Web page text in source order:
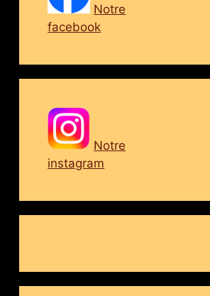
Notre
facebook
Notre
instagram